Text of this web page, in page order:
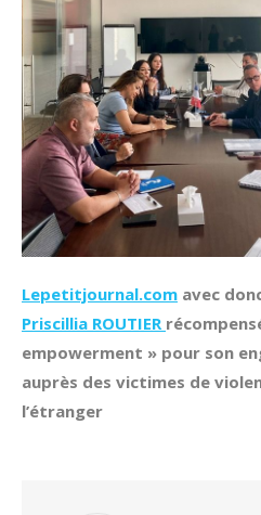
Lepetitjournal.com avec
Priscillia ROUTIER
empowerment » pour son
auprès des victimes de
l’étranger